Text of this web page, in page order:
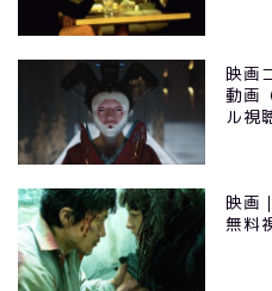
映画
動画
ル視
映画
無料